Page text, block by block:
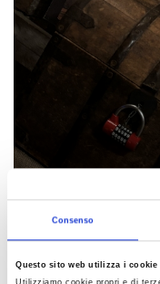
Consenso
Questo sito web utilizza i cookie
PLACE